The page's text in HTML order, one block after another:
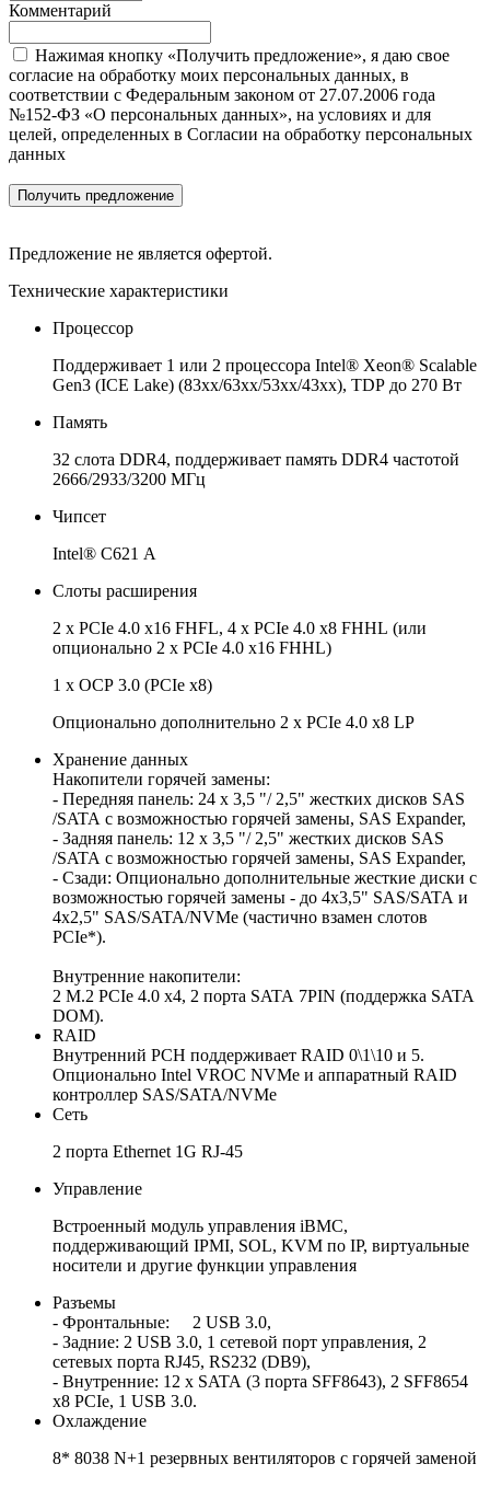
Комментарий
Нажимая кнопку «Получить предложение», я даю свое
согласие на обработку моих персональных данных, в
соответствии с Федеральным законом от 27.07.2006 года
№152-ФЗ «О персональных данных», на условиях и для
целей, определенных в Согласии на обработку персональных
данных
Получить предложение
Предложение не является офертой.
Технические характеристики
Процессор
Поддерживает 1 или 2 процессора Intel® Xeon® Scalable
Gen3 (ICE Lake) (83xx/63xx/53xx/43xx), TDP до 270 Вт
Память
32 слота DDR4, поддерживает память DDR4 частотой
2666/2933/3200 МГц
Чипсет
Intel® C621 A
Слоты расширения
2 x PCIe 4.0 x16 FHFL, 4 x PCIe 4.0 x8 FHHL (или
опционально 2 x PCIe 4.0 x16 FHHL)
1 x OCP 3.0 (PCIe x8)
Опционально дополнительно 2 x PCIe 4.0 x8 LP
Хранение данных
Накопители горячей замены:
- Передняя панель: 24 x 3,5 "/ 2,5" жестких дисков SAS
/SATA с возможностью горячей замены, SAS Expander,
- Задняя панель: 12 x 3,5 "/ 2,5" жестких дисков SAS
/SATA с возможностью горячей замены, SAS Expander,
- Сзади: Опционально дополнительные жесткие диски с
возможностью горячей замены - до 4x3,5" SAS/SATA и
4x2,5" SAS/SATA/NVMe (частично взамен слотов
PCIe*).
Внутренние накопители:
2 M.2 PCIe 4.0 x4, 2 порта SATA 7PIN (поддержка SATA
DOM).
RAID
Внутренний PCH поддерживает RAID 0\1\10 и 5.
Опционально Intel VROC NVMe и аппаратный RAID
контроллер SAS/SATA/NVMe
Сеть
2 порта Ethernet 1G RJ-45
Управление
Встроенный модуль управления iBMC,
поддерживающий IPMI, SOL, KVM по IP, виртуальные
носители и другие функции управления
Разъемы
- Фронтальные:
2 USB 3.0,
- Задние: 2 USB 3.0, 1 сетевой порт управления, 2
сетевых порта RJ45, RS232 (DB9),
- Внутренние: 12 x SATA (3 порта SFF8643), 2 SFF8654
x8 PCIe, 1 USB 3.0.
Охлаждение
8* 8038 N+1 резервных вентиляторов с горячей заменой